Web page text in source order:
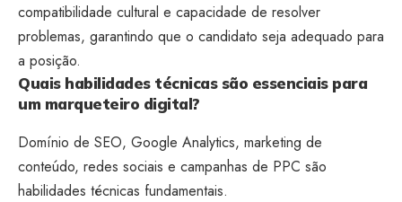
compatibilidade cultural e capacidade de resolver
problemas, garantindo que o candidato seja adequado para
a posição.
Quais habilidades técnicas são essenciais para
um marqueteiro digital?
Domínio de SEO, Google Analytics, marketing de
conteúdo, redes sociais e campanhas de PPC são
habilidades técnicas fundamentais.